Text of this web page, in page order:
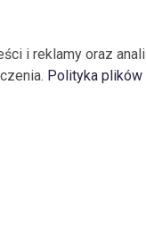
i reklamy oraz
Polityka